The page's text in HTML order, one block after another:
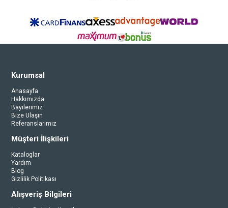
Kurumsal
Anasayfa
Hakkımızda
Bayilerimiz
Bize Ulaşın
Referanslarımız
Müşteri İlişkileri
Kataloglar
Yardım
Blog
Gizlilik Politikası
Alışveriş Bilgileri